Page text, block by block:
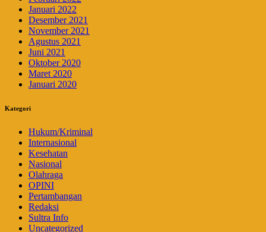
Januari 2022
Desember 2021
November 2021
Agustus 2021
Juni 2021
Oktober 2020
Maret 2020
Januari 2020
Kategori
Hukum/Kriminal
Internasional
Kesehatan
Nasional
Olahraga
OPINI
Pertambangan
Redaksi
Sultra Info
Uncategorized